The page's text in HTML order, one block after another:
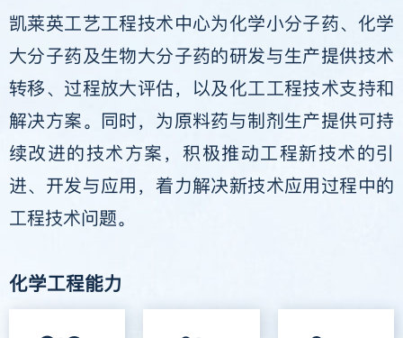
凯莱英工艺工程技术中心为化学小分子药、化学
大分子药及生物大分子药的研发与生产提供技术
转移、过程放大评估，以及化工工程技术支持和
解决方案。同时，为原料药与制剂生产提供可持
续改进的技术方案，积极推动工程新技术的引
进、开发与应用，着力解决新技术应用过程中的
工程技术问题。
化学工程能力